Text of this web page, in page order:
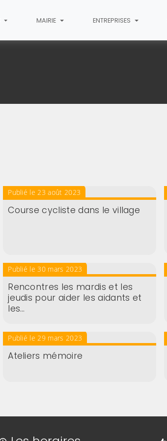
MAIRIE ENTREPRISES
Publié le 23 août 2023
Course cycliste dans le village
Publié le 30 mars 2023
Rencontres les mardis et les
jeudis pour aider les aidants et
les…
Publié le 29 mars 2023
Ateliers mémoire